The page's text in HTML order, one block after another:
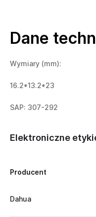
Dane
Wymiary (mm):
16.2*13.2*23
SAP: 307-292
Elektroniczne
Producent
Dahua